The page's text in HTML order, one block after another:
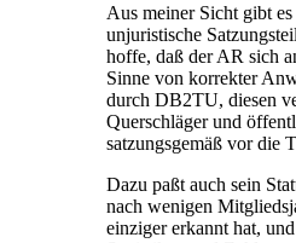
Aus meiner Sicht gibt
unjuristische
hoffe, daß der AR sich
Sinne von korrekter
durch DB2TU, diesen
Querschläger und
satzungsgemäß vor die
Dazu paßt auch sein
nach wenigen
einziger erkannt hat,